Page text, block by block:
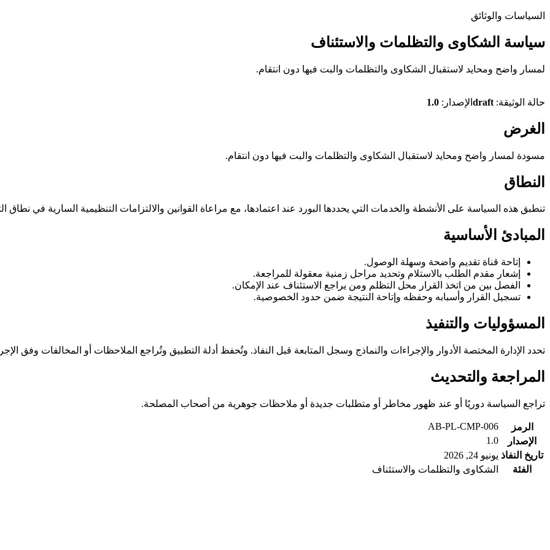
السياسات والوثائق
سياسة الشكاوى والتظلمات والاستئناف
لمسار واضح ومحايد لاستقبال الشكاوى والتظلمات والبت فيها دون انتقام.
حالة الوثيقة: draft الإصدار: 1.0
الغرض
مسودة لمسار واضح ومحايد لاستقبال الشكاوى والتظلمات والبت فيها دون انتقام.
النطاق
تنطبق هذه السياسة على الأنشطة والخدمات التي يحددها البورد عند اعتمادها، مع مراعاة القوانين والالتزامات التنظيمية السارية في نطاق
المبادئ الأساسية
إتاحة قناة تقديم واضحة وسهلة الوصول.
إشعار مقدم الطلب بالاستلام وتحديد مراحل زمنية معقولة للمراجعة.
الفصل بين من اتخذ القرار محل التظلم ومن يراجع الاستئناف عند الإمكان.
تسجيل القرار وأسبابه وحفظه وإتاحة النتيجة ضمن حدود الخصوصية.
المسؤوليات والتنفيذ
تحدد الإدارة المختصة الأدوار والإجراءات والنماذج وسجل المتابعة قبل النفاذ. وتُحفظ أدلة التطبيق وتُراجع الملاحظات أو المخالفات وفق
المراجعة والتحديث
تراجع السياسة دوريًا أو عند ظهور مخاطر أو متطلبات جديدة أو ملاحظات جوهرية من أصحاب المصلحة.
الرمز
AB-PL-CMP-006
الإصدار
1.0
تاريخ النفاذ يونيو 24, 2026
الفئة
الشكاوى والتظلمات والاستئناف